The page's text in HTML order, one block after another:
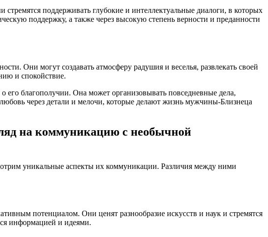
поддерживать глубокие и интеллектуальные диалоги, в которых
поддержку, а также через высокую степень верности и преданности
Они могут создавать атмосферу радушия и веселья, развлекать своей
и спокойствие.
его благополучии. Она может организовывать повседневные дела,
через детали и мелочи, которые делают жизнь мужчины-Близнеца
на коммуникацию с необычной
уникальные аспекты их коммуникации. Различия между ними
потенциалом. Они ценят разнообразие искусств и наук и стремятся
информацией и идеями.